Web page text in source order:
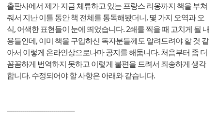
출판사에서 제가 지금 체류하고 있는 프랑스 리옹까지 책을 부쳐
줘서 지난 이틀 동안 책 전체를 통독해봤더니, 몇 가지 오역과 오
식, 어색한 표현들이 눈에 띄었습니다. 2쇄를 찍을 때 고치게 될 내
용들인데, 이미 책을 구입하신 독자분들께도 알려드려야 할 것 같
아서 이렇게 온라인상으로나마 공지를 해둡니다. 처음부터 좀 더
꼼꼼하게 번역하지 못하고 이렇게 불편을 드려서 죄송하게 생각
합니다. 수정되어야 할 사항은 아래와 같습니다.
-----------------------------------